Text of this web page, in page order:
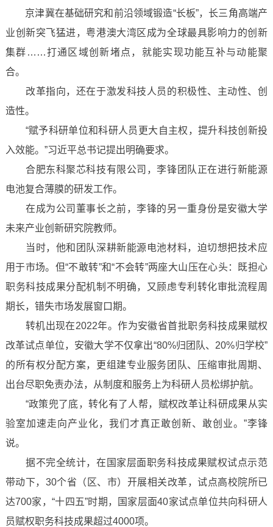
京津冀在基础研究和前沿领域锻造“长板”，长三角高端产
业创新突飞猛进，粤港澳大湾区成为全球最具影响力的创新
集群……打通区域创新堵点，就能实现功能互补与动能聚
合。
改革指向，还在于激发科技人员的积极性、主动性、创
造性。
“赋予科研单位和科研人员更大自主权，提升科技创新投
入效能。”习近平总书记提出明确要求。
合肥东科聚芯科技有限公司，李锋团队正在进行新能源
电池复合薄膜的研发工作。
在成为公司董事长之前，李锋的另一重身份是安徽大学
未来产业创新研究院教师。
当时，他和团队深耕新能源电池材料，迫切想把技术应
用于市场。但“不敢转”和“不会转”两座大山压在心头：既担心
职务科技成果分配机制不明确，又顾虑专利转化审批流程周
期长，错失市场发展窗口期。
转机出现在2022年。作为安徽省首批职务科技成果赋权
改革试点单位，安徽大学不仅拿出“80%归团队、20%归学校”
的所有权分配方案，更组建专业服务团队、压缩审批周期、
出台尽职免责办法，从制度和服务上为科研人员松绑护航。
“政策兜了底，转化有了人帮，赋权改革让科研成果从实
验室加速走向产业化，我们才真正敢创新、敢创业。”李锋
说。
据不完全统计，在国家层面职务科技成果赋权试点示范
带动下，30个省（区、市）开展相关改革，试点高校院所已
达700家，“十四五”时期，国家层面40家试点单位共向科研人
员赋权职务科技成果超过4000项。